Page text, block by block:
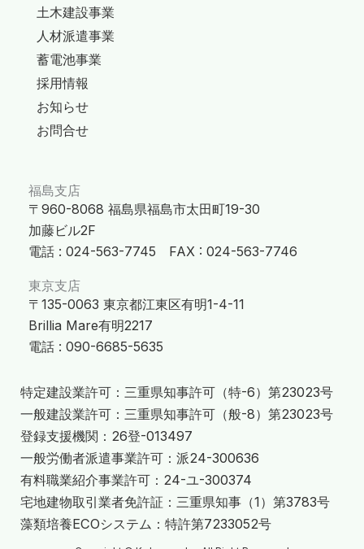
土木建設事業
人材派遣事業
蓄電池事業
採用情報
お知らせ
お問合せ
福島支店
〒960-8068 福島県福島市太田町19-30
加藤ビル2F
電話 : 024-563-7745 FAX : 024-563-7746
東京支店
〒135-0063 東京都江東区有明1-4-11
Brillia Mare有明2217
電話 : 090-6685-5635
特定建設業許可：三重県知事許可（特-6）第23023号
一般建設業許可：三重県知事許可（般-8）第23023号
登録支援機関：26登-013497
一般労働者派遣事業許可：派24-300636
有料職業紹介事業許可：24-ユ-300374
宅地建物取引業者免許証：三重県知事（1）第3783号
藻類培養ECOシステム：特許第7233052号